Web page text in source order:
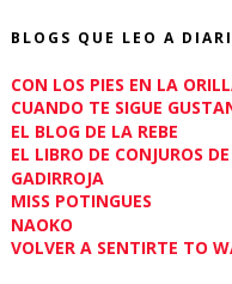
BLOGS QUE LEO A
CON LOS PIES EN LA
CUANDO TE SIGUE
EL BLOG DE LA REBE
EL LIBRO DE CONJUROS
GADIRROJA
MISS POTINGUES
NAOKO
VOLVER A SENTIRTE TO